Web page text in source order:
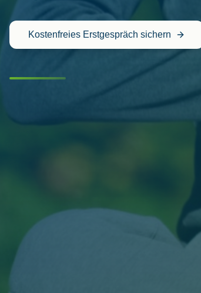
Kostenfreies Erstgespräch sichern